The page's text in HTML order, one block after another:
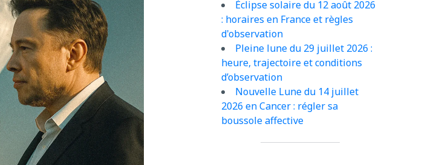
Éclipse solaire du 12 août 2026
: horaires en France et règles
d'observation
Pleine lune du 29 juillet 2026 :
heure, trajectoire et conditions
d’observation
Nouvelle Lune du 14 juillet
2026 en Cancer : régler sa
boussole affective